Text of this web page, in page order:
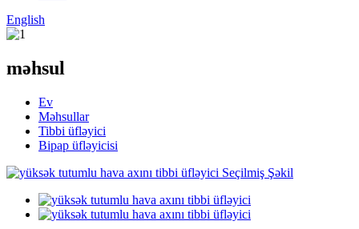
English
məhsul
Ev
Məhsullar
Tibbi üfləyici
Bipap üfləyicisi